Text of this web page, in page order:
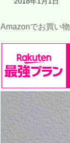
Amazonでお買い物